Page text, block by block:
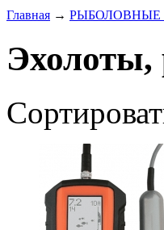
Главная →
Эхолоты,